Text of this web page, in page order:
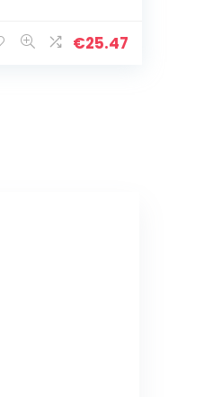
€25.47